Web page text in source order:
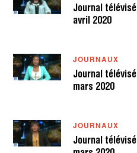
Journal
avril 2020
JOURNAUX
Journal télévisé
mars 2020
JOURNAUX
Journal